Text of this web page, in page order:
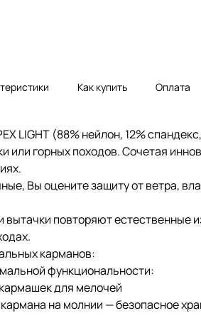
Как купить Оплата
LIGHT (88% нейлон, 12%
или горных походов. Сочетая
Вы оцените защиту от ветра,
вытачки повторяют естественные
карманов:
функциональности:
для мелочей
на молнии — безопасное